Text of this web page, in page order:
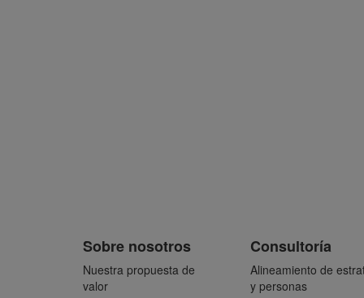
Sobre nosotros
Nuestra propuesta de
valor
Consultoría
Alineamiento de
y personas